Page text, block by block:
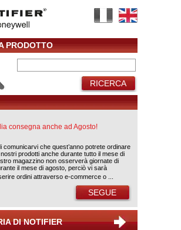
PRODOTTO
RICERCA
consegna anche ad Agosto!
comunicarvi che quest’anno potrete ordinare
prodotti anche durante tutto il mese di
magazzino non osserverà giornate di
il mese di agosto, perciò vi sarà
ordini attraverso e-commerce o ...
SEGUE
DI NOTIFIER